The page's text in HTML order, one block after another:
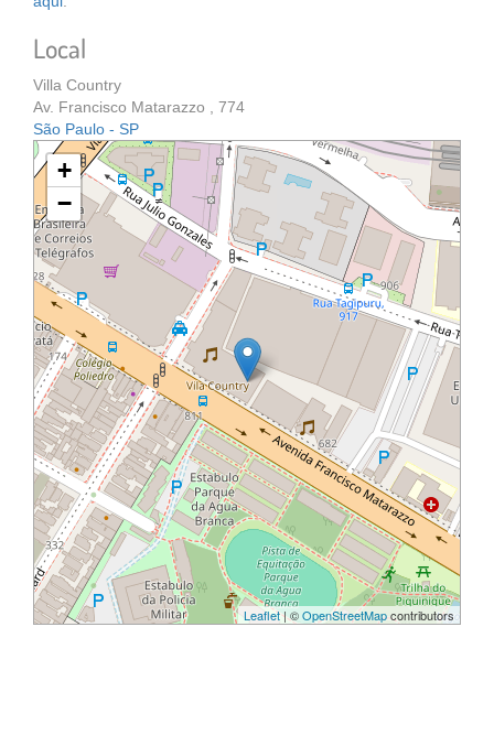
Local
Villa Country
Av. Francisco Matarazzo , 774
São Paulo - SP
+
−
Leaflet| ©OpenStreetMapcontributors